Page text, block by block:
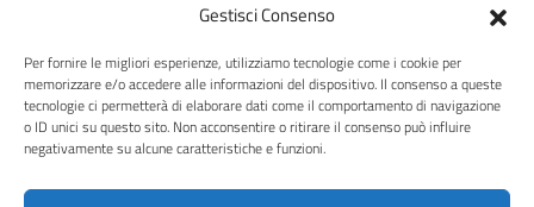
Gestisci Consenso
Per fornire le migliori esperienze, utilizziamo tecnologie come i cookie per
memorizzare e/o accedere alle informazioni del dispositivo. Il consenso a queste
tecnologie ci permetterà di elaborare dati come il comportamento di navigazione
o ID unici su questo sito. Non acconsentire o ritirare il consenso può influire
negativamente su alcune caratteristiche e funzioni.
Via Corridoni 34/36 Milano
Posta elettronica certificata (PEC):miic8de001@pec.istruzione.it
Codice fiscale: 80124970155
Istituto Omnicomprensivo Musicale Statale
Via Corridoni 34/36 Milano | Tel. 02 88446647 Fax 02-88.440.328